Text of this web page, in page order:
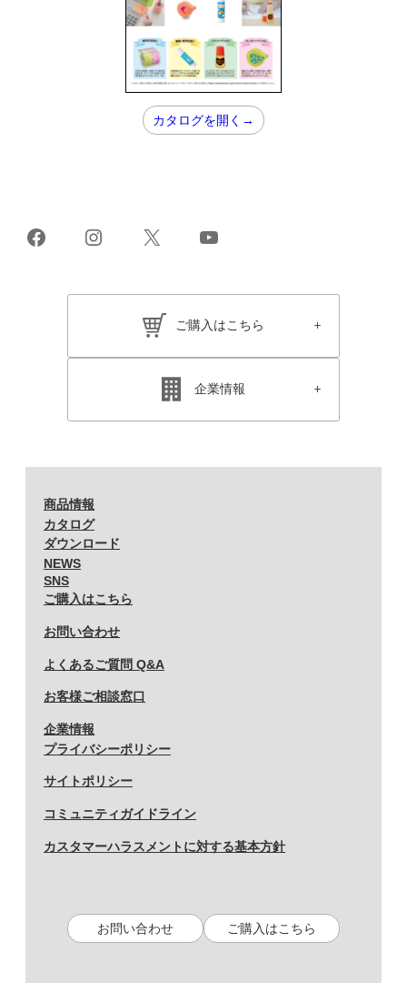
カタログを開く→
FacebookInstagram
X YouTube
ご購入はこちら
企業情報
商品情報
カタログ
ダウンロード
NEWS
SNS
ご購入はこちら
お問い合わせ
よくあるご質問 Q&A
お客様ご相談窓口
企業情報
プライバシーポリシー
サイトポリシー
コミュニティガイドライン
カスタマーハラスメントに対する基本方針
お問い合わせ ご購入はこちら